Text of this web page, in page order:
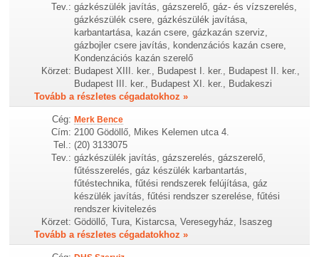
Tev.: gázkészülék javítás, gázszerelő, gáz- és vízszerelés,
gázkészülék csere, gázkészülék javítása,
karbantartása, kazán csere, gázkazán szerviz,
gázbojler csere javítás, kondenzációs kazán csere,
Kondenzációs kazán szerelő
Körzet: Budapest XIII. ker., Budapest I. ker., Budapest II. ker.,
Budapest III. ker., Budapest XI. ker., Budakeszi
Tovább a részletes cégadatokhoz »
Cég: Merk Bence
Cím: 2100 Gödöllő, Mikes Kelemen utca 4.
Tel.: (20) 3133075
Tev.: gázkészülék javítás, gázszerelés, gázszerelő,
fűtésszerelés, gáz készülék karbantartás,
fűtéstechnika, fűtési rendszerek felújítása, gáz
készülék javítás, fűtési rendszer szerelése, fűtési
rendszer kivitelezés
Körzet: Gödöllő, Tura, Kistarcsa, Veresegyház, Isaszeg
Tovább a részletes cégadatokhoz »